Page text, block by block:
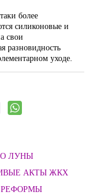
более
силиконовые и
свои
разновидность
уходе.
ЛУНЫ
АКТЫ ЖКХ